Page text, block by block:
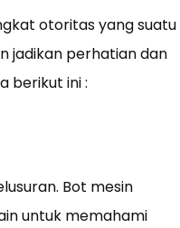
otoritas yang suatu
jadikan perhatian dan
berikut ini :
Bot mesin
untuk memahami